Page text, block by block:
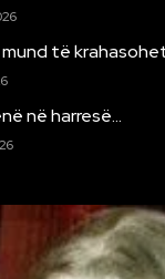
të
në harresë…